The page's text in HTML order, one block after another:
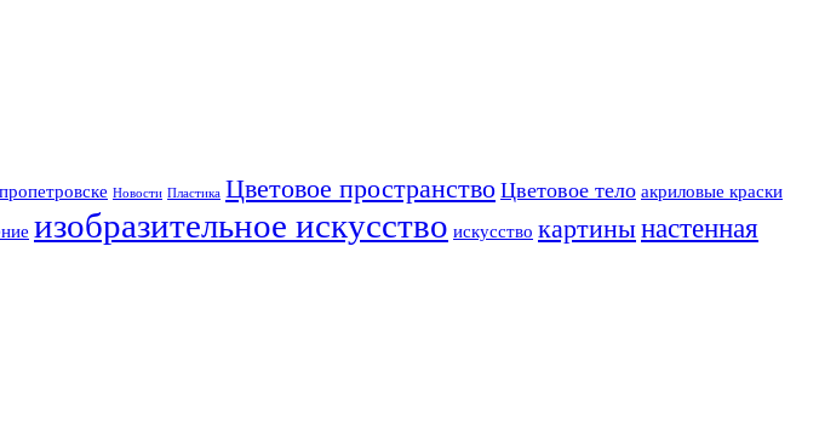
Новости Пластика Цветовое пространство Цветовое тело акриловые краски
изобразительное искусство искусство картинынастенная